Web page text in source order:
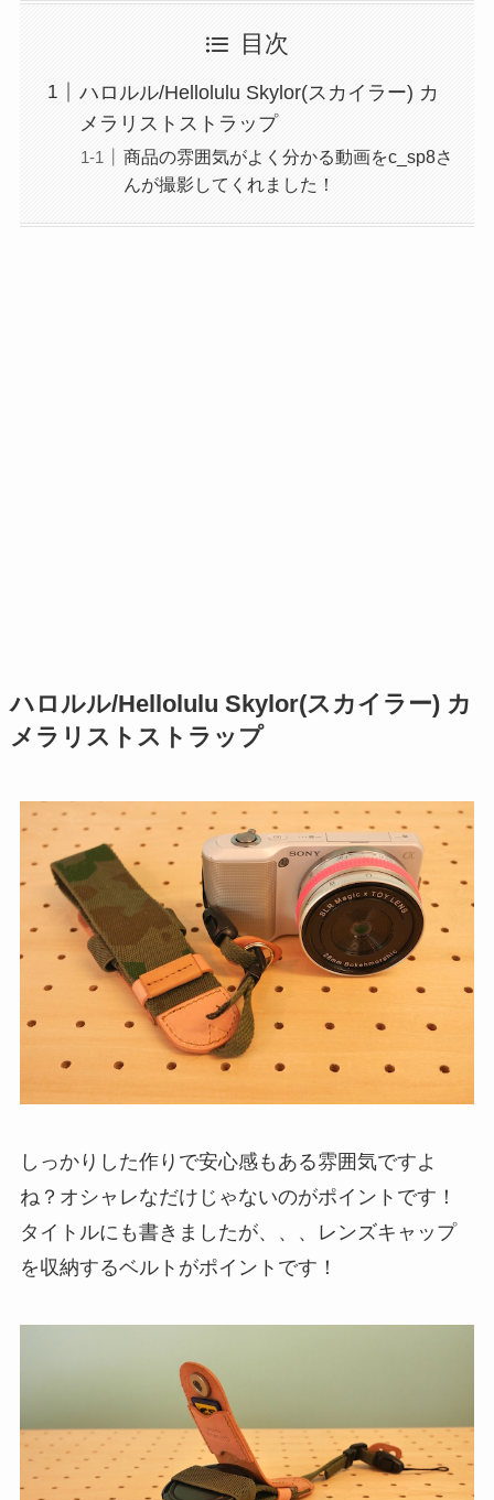
目次
ハロルル/Hellolulu Skylor(スカイラー) カ
メラリストストラップ
商品の雰囲気がよく分かる動画をc_sp8さ
んが撮影してくれました！
ハロルル/Hellolulu Skylor(スカイラー) カ
メラリストストラップ
しっかりした作りで安心感もある雰囲気ですよ
ね？オシャレなだけじゃないのがポイントです！
タイトルにも書きましたが、、、レンズキャップ
を収納するベルトがポイントです！